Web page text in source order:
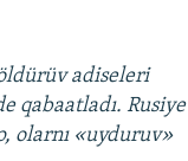
adiseleri
qabaatladı. Rusiye
olarnı «uyduruv»